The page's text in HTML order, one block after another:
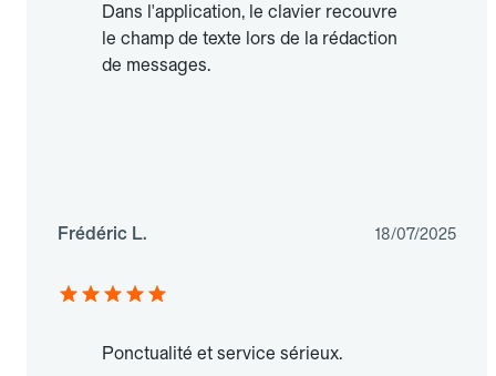
Dans l'application, le clavier recouvre
le champ de texte lors de la rédaction
de messages.
Frédéric L. 18/07/2025
Ponctualité et service sérieux.